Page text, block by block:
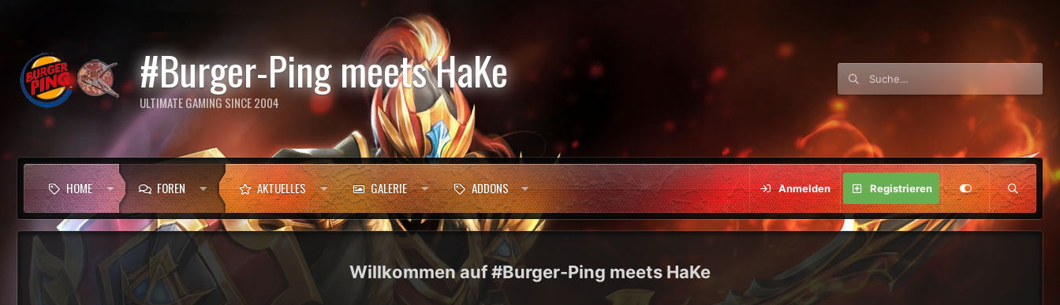
#Burger-Ping meets HaKe
ULTIMATE GAMING SINCE 2004
HOME FOREN AKTUELLES GALERIE ADDONS Anmelden Registrieren
#Burger-Ping meets HaKe